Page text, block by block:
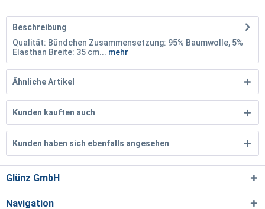
Beschreibung
Qualität: Bündchen Zusammensetzung: 95% Baumwolle, 5%
Elasthan Breite: 35 cm... mehr
Ähnliche Artikel
Kunden kauften auch
Kunden haben sich ebenfalls angesehen
Glünz GmbH
Navigation